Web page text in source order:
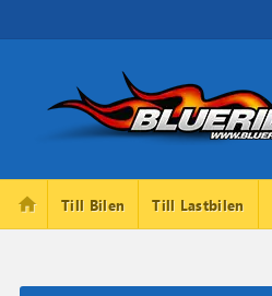
home Till Bilen Till Lastbilen